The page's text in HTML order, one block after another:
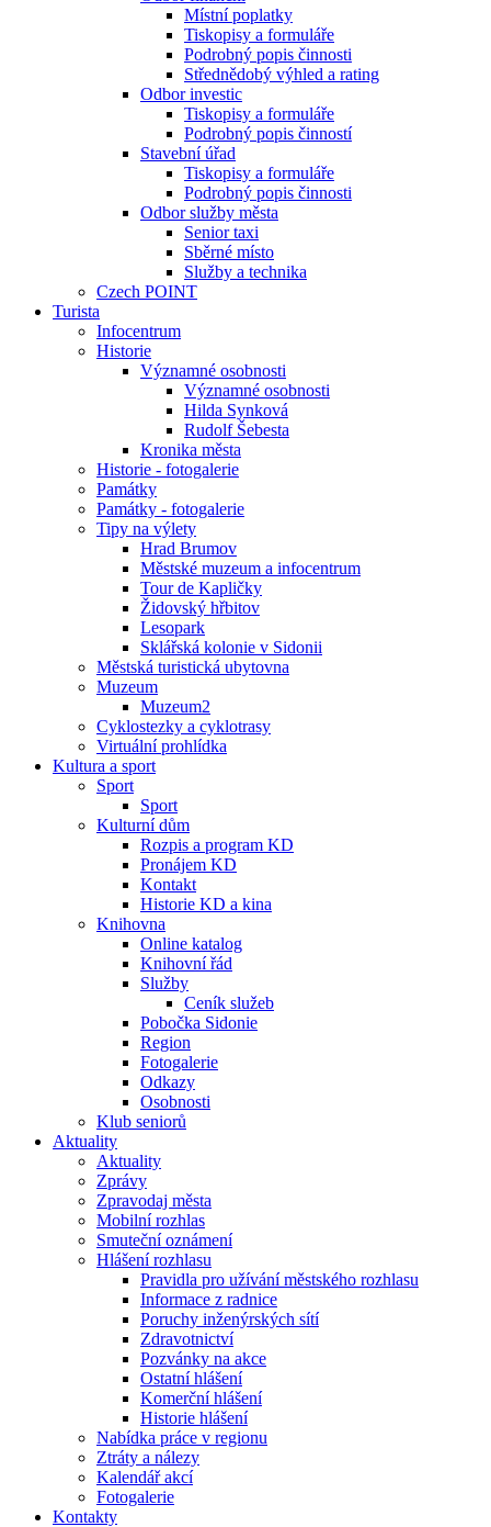
Místní poplatky
Tiskopisy a formuláře
Podrobný popis činnosti
Střednědobý výhled a rating
Odbor investic
Tiskopisy a formuláře
Podrobný popis činností
Stavební úřad
Tiskopisy a formuláře
Podrobný popis činnosti
Odbor služby města
Senior taxi
Sběrné místo
Služby a technika
Czech POINT
Turista
Infocentrum
Historie
Významné osobnosti
Významné osobnosti
Hilda Synková
Rudolf Šebesta
Kronika města
Historie - fotogalerie
Památky
Památky - fotogalerie
Tipy na výlety
Hrad Brumov
Městské muzeum a infocentrum
Tour de Kapličky
Židovský hřbitov
Lesopark
Sklářská kolonie v Sidonii
Městská turistická ubytovna
Muzeum
Muzeum2
Cyklostezky a cyklotrasy
Virtuální prohlídka
Kultura a sport
Sport
Sport
Kulturní dům
Rozpis a program KD
Pronájem KD
Kontakt
Historie KD a kina
Knihovna
Online katalog
Knihovní řád
Služby
Ceník služeb
Pobočka Sidonie
Region
Fotogalerie
Odkazy
Osobnosti
Klub seniorů
Aktuality
Aktuality
Zprávy
Zpravodaj města
Mobilní rozhlas
Smuteční oznámení
Hlášení rozhlasu
Pravidla pro užívání městského rozhlasu
Informace z radnice
Poruchy inženýrských sítí
Zdravotnictví
Pozvánky na akce
Ostatní hlášení
Komerční hlášení
Historie hlášení
Nabídka práce v regionu
Ztráty a nálezy
Kalendář akcí
Fotogalerie
Kontakty